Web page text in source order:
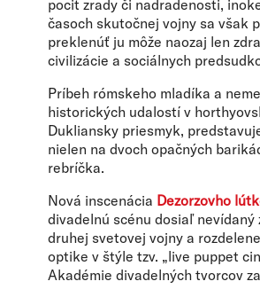
pocit zrady či nadradenosti,
časoch skutočnej vojny sa však
preklenúť ju môže naozaj len
civilizácie a sociálnych
Príbeh rómskeho mladíka a
historických udalostí v
Dukliansky priesmyk,
nielen na dvoch opačných
rebríčka.
Nová inscenácia Dezorzovho
divadelnú scénu dosiaľ
druhej svetovej vojny a
optike v štýle tzv. „live puppet
Akadémie divadelných tvorcov